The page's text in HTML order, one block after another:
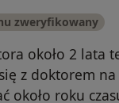
zweryfikowany
około 2 lata
z doktorem
około roku